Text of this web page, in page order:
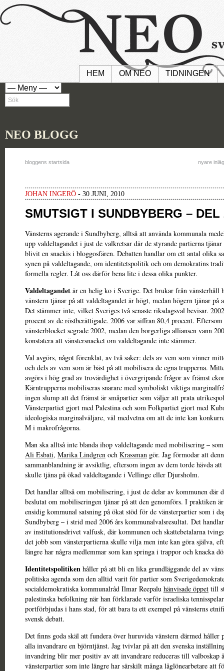
HEM OM NEO TIDNINGEN
NEO BLOGG
bloggens startsida nyare
JOHAN INGERÖ - 30 JUNI, 2010
SMUTSIGT I SUNDBYBERG – DEL
Vänsterns agerande i Sundbyberg, alltså att använda kommunala
upp valdeltagandet i just de valkretsar där de styrande partierna tjänar
blivit en snackis i bloggosfären. Debatten handlar om ett antal olika
synen på valdeltagande, om identitetspolitik och om demokratins
formella regler. Låt oss därför bena lite i dessa olika punkter.
Valdeltagandet är en helig ko i Sverige. Det brukar från vänsterhåll
vänstern tjänar på att valdeltagandet är högt, medan högern tjänar på
Det stämmer inte, vilket Sveriges två senaste riksdagsval bevisar.
procent av de röstberättigade. 2006 var siffran 80,4 procent. Eftersom
vänsterblocket segrade 2002, medan den borgerliga alliansen vann
konstatera att vänstersnacket om valdeltagande inte stämmer.
Val avgörs, något förenklat, av två saker: dels av vem som vinner
och dels av vem som är bäst på att mobilisera de egna trupperna.
avgörs i hög grad av trovärdighet i övergripande frågor av främst
Kärntrupperna mobiliseras snarare med symboliskt viktiga
ingen slump att det främst är småpartier som väljer att prata
Vänsterpartiet gjort med Palestina och som Folkpartiet gjort med
ideologiska marginalväljare, väl medvetna om att de inte kan
M i makrofrågorna.
Man ska alltså inte blanda ihop valdeltagande med mobilisering –
Ali Esbati, Marika Lindgren och Krassman gör. Jag förmodar att
sammanblandning är avsiktlig, eftersom ingen av dem torde hävda att
skulle tjäna på ökad valdeltagande i Vellinge eller Djursholm.
Det handlar alltså om mobilisering, i just de delar av kommunen där
beslutat om mobiliseringen tjänar på att den genomförs. I praktiken
ensidig kommunal satsning på ökat stöd för de vänsterpartier som i
Sundbyberg – i strid med 2006 års kommunalvalsresultat. Det
av institutionsdrivet valfusk, där kommunen och skattebetalarna
det jobb som vänsterpartierna skulle vilja men inte kan göra själva,
längre har några medlemmar som kan springa i trappor och knacka
Identitetspolitiken håller på att bli en lika grundläggande del av
politiska agenda som den alltid varit för partier som
socialdemokratiska kommunalråd Ilmar Reepalu hänvisade öppet till
palestinska befolkning när han förklarade varför israeliska
portförbjudas i hans stad, för att bara ta ett exempel på vänsterns
svensk debatt.
Det finns goda skäl att fundera över huruvida vänstern därmed håller
alla invandrare en björntjänst. Jag tvivlar på att den svenska
invandring blir mer positiv av att invandrare reduceras till valboskap
vänsterpartier som inte längre har särskilt många låglönearbetare att